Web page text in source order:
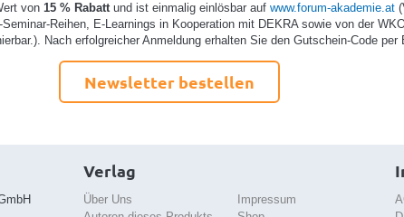
von15 % Rabattund ist einmalig einlösbar aufwww.forum-akademie.at
Reihen, E-Learnings in Kooperation mit DEKRA sowie von der
Nach erfolgreicher Anmeldung erhalten Sie den Gutschein-Code per
Newsletter bestellen
Verlag
Über Uns
Impressum